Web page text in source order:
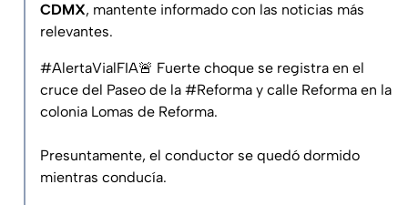
CDMX, mantente informado con las noticias más
relevantes.
#AlertaVialFIA🚨 Fuerte choque se registra en el
cruce del Paseo de la #Reforma y calle Reforma en la
colonia Lomas de Reforma.
Presuntamente, el conductor se quedó dormido
mientras conducía.